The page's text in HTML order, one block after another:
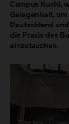
Campus Kuchl,
Gelegenheit,
Deutschland
die Praxis des
einzutauchen.